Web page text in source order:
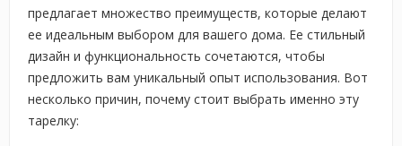
предлагает множество преимуществ, которые делают
ее идеальным выбором для вашего дома. Ее стильный
дизайн и функциональность сочетаются, чтобы
предложить вам уникальный опыт использования. Вот
несколько причин, почему стоит выбрать именно эту
тарелку: